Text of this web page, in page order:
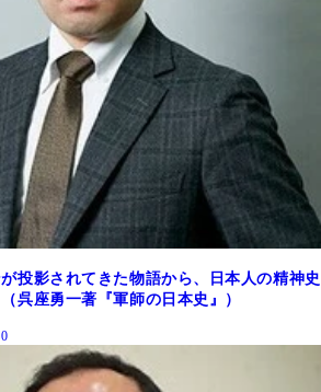
投影されてきた物語から、日本人の精神史
呉座勇一著『軍師の日本史』）